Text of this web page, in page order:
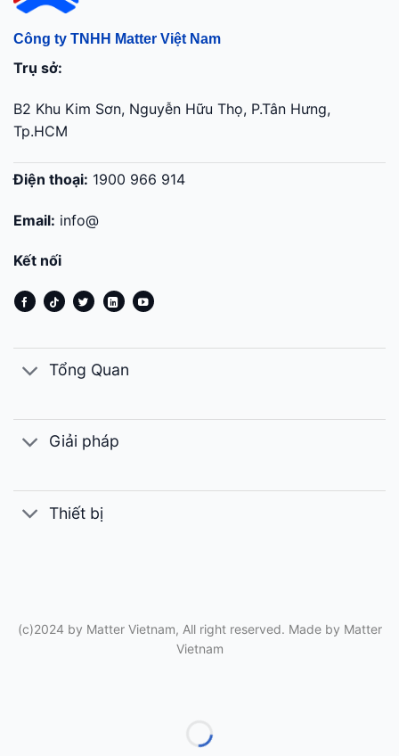
Công ty TNHH Matter Việt Nam
Trụ sở:
B2 Khu Kim Sơn, Nguyễn Hữu Thọ, P.Tân Hưng,
Tp.HCM
Điện thoại: 1900 966 914
Email: info@
Kết nối
Tổng Quan
Giải pháp
Thiết bị
(c)2024 by Matter Vietnam, All right reserved. Made by Matter
Vietnam